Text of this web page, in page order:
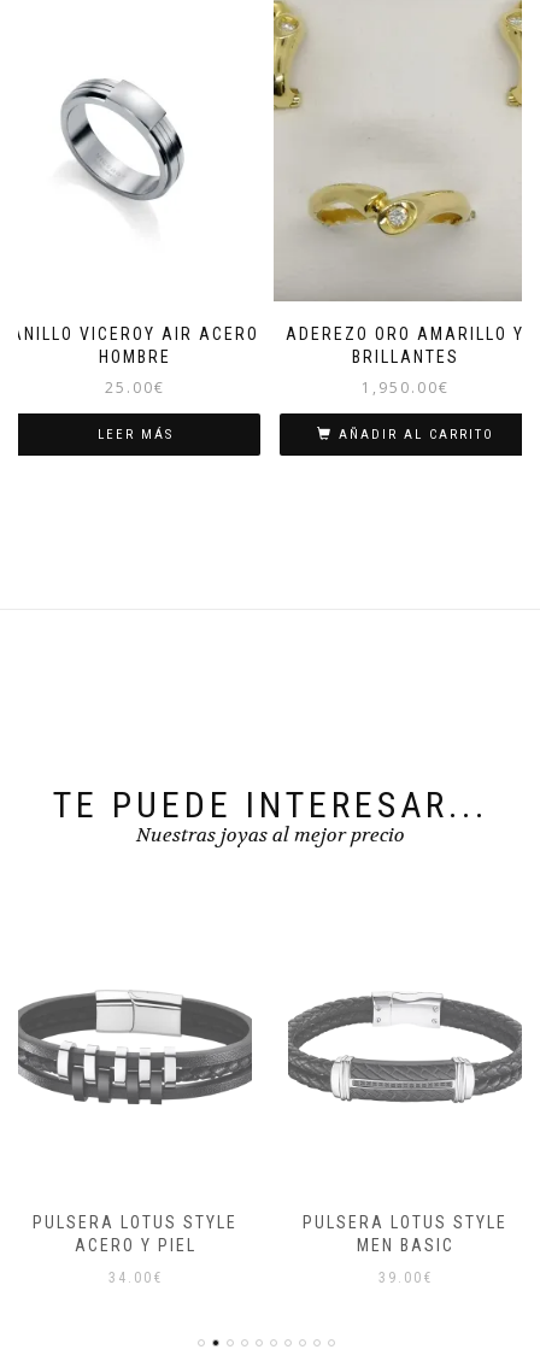
ANILLO VICEROY AIR ACERO
HOMBRE
25.00€
LEER MÁS
ADEREZO ORO AMARILLO Y
BRILLANTES
1,950.00€
AÑADIR AL CARRITO
TE PUEDE INTERESAR...
Nuestras joyas al mejor precio
PULSERA LOTUS STYLE
ACERO Y PIEL
34.00 €
PULSERA LOTUS STYLE
MEN BASIC
39.00 €